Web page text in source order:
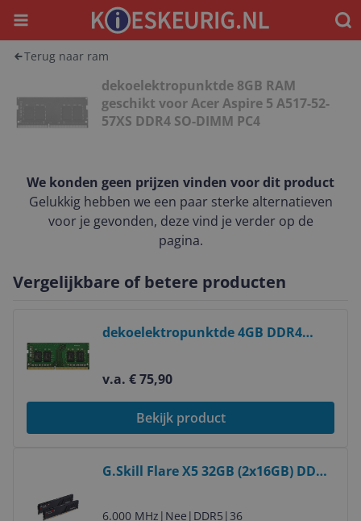
Menu
Terug naar ram
dekoelektropunktde 8GB RAM
geschikt voor Acer Aspire 5 A517-52-
57XS DDR4 SO-DIMM PC4
We konden geen prijzen vinden voor dit product
Gelukkig hebben we een paar sterke alternatieven
voor je gevonden, deze vind je verder op de
pagina.
Vergelijkbare of betere producten
dekoelektropunktde 4GB DDR4
compatibele vervanging voor
Synology Diskstation D4NESO-2666-
v.a. € 75,90
Bekijk product
G.Skill Flare X5 32GB (2x16GB) DDR5
6000J3636F16GX2-FX5
6.000 MHz | Nee | DDR5 | 36